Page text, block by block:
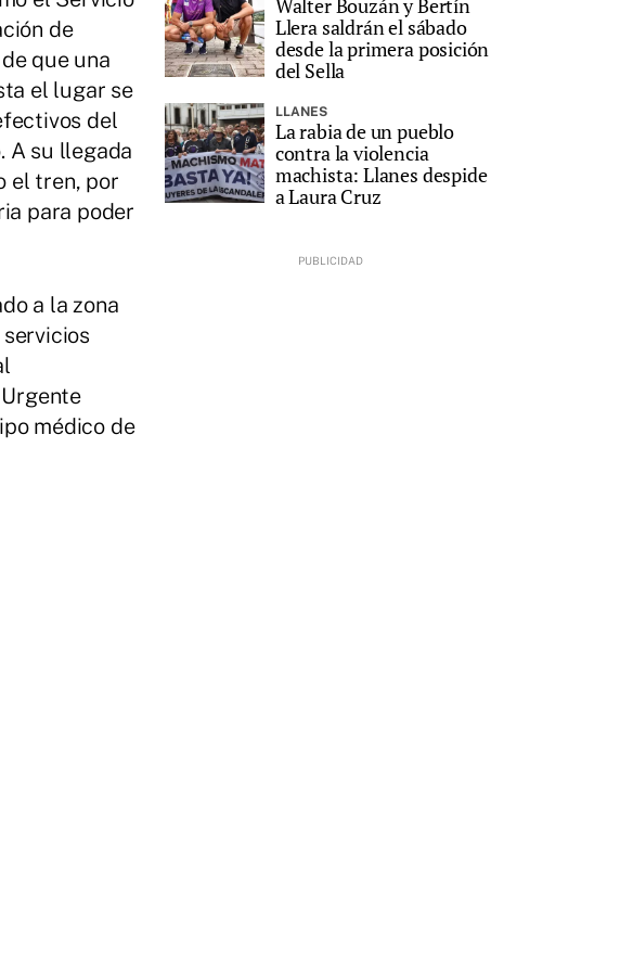
de
que una
el lugar se
del
A su llegada
el tren, por
para poder
a la zona
médico de
Walter Bouzán y Bertín
Llera saldrán el sábado
desde la primera posición
del Sella
LLANES
La rabia de un pueblo
contra la violencia
machista: Llanes despide
a Laura Cruz